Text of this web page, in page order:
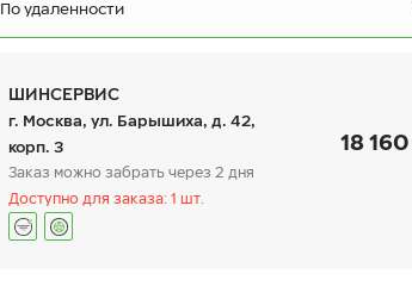
По удаленности
ШИНСЕРВИС
г. Москва, ул. Барышиха, д. 42,
корп. 3
Заказ можно забрать через 2 дня
Доступно для заказа: 1 шт.
18 160
Ikon Autograph Ice 10 SUV